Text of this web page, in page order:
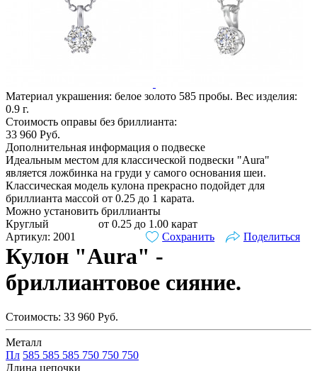
Материал украшения: белое золото 585 пробы. Вес изделия:
0.9 г.
Стоимость оправы без бриллианта:
33 960 Руб.
Дополнительная информация о подвеске
Идеальным местом для классической подвески "Aura"
является ложбинка на груди у самого основания шеи.
Классическая модель кулона прекрасно подойдет для
бриллианта массой от 0.25 до 1 карата.
Можно установить бриллианты
Круглый
от 0.25 до 1.00 карат
Артикул: 2001
Сохранить Поделиться
Кулон "Aura" -
бриллиантовое сияние.
Стоимость: 33 960 Руб.
Металл
Пл 585 585 585 750 750 750
Длина цепочки